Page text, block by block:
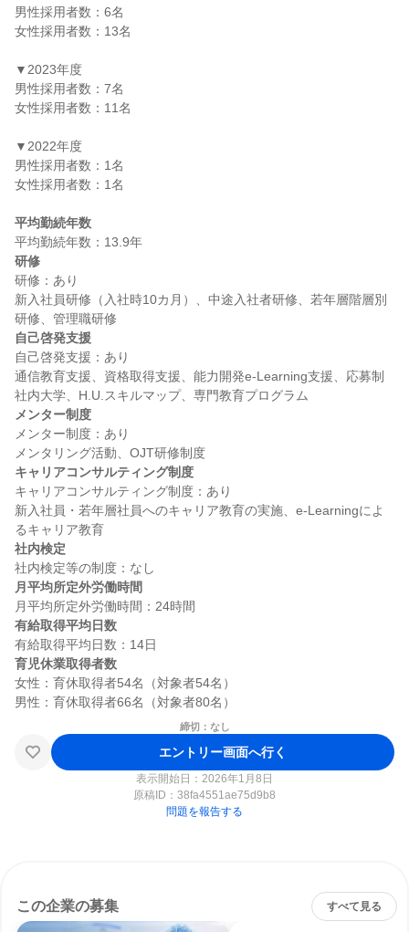
男性採用者数：6名
女性採用者数：13名
▼2023年度
男性採用者数：7名
女性採用者数：11名
▼2022年度
男性採用者数：1名
女性採用者数：1名
平均勤続年数
研修
研修：あり
新入社員研修（入社時10カ月）、中途入社者研修、若年層階層別
自己啓発支援
自己啓発支援：あり
通信教育支援、資格取得支援、能力開発e-Learning支援、応募制
メンター制度
メンター制度：あり
キャリアコンサルティング制度
キャリアコンサルティング制度：あり
新入社員・若年層社員へのキャリア教育の実施、e-Learningによ
社内検定
月平均所定外労働時間
有給取得平均日数
育児休業取得者数
女性：育休取得者54名（対象者54名）
締切：なし
エントリー画面へ行く
表示開始日：2026年1月8日
原稿ID： 38fa4551ae75d9b8
問題を報告する
この企業の募集 すべて見る